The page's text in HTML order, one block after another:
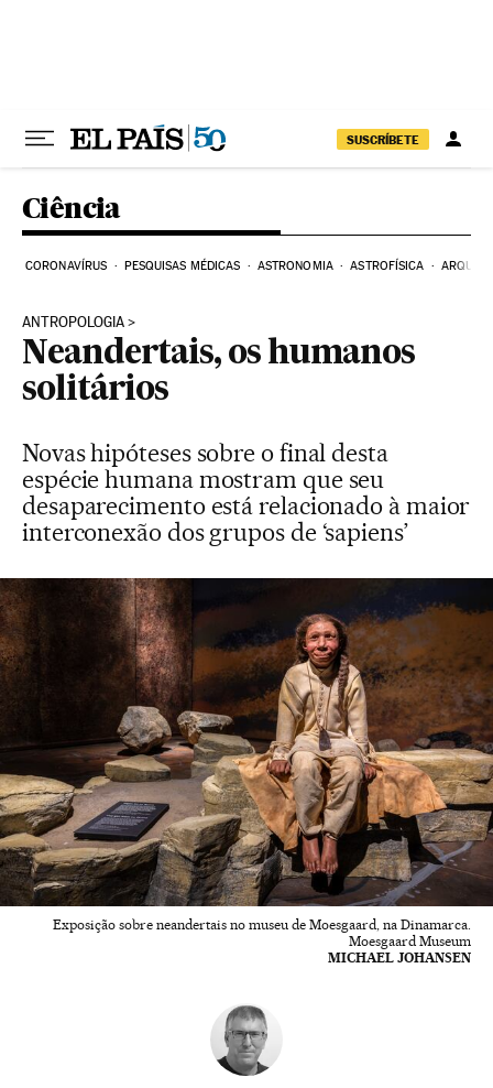
SUSCRÍBETE
Ciência
CORONAVÍRUS PESQUISAS MÉDICAS ASTRONOMIA ASTROFÍSICA
ANTROPOLOGIA
Neandertais, os humanos
solitários
Novas hipóteses sobre o final desta
espécie humana mostram que seu
desaparecimento está relacionado à maior
interconexão dos grupos de ‘sapiens’
Exposição sobre neandertais no museu de Moesgaard, na Dinamarca.
Moesgaard Museum
MICHAEL JOHANSEN